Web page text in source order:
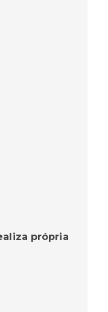
própria